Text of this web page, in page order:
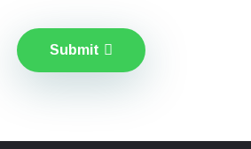
Submit